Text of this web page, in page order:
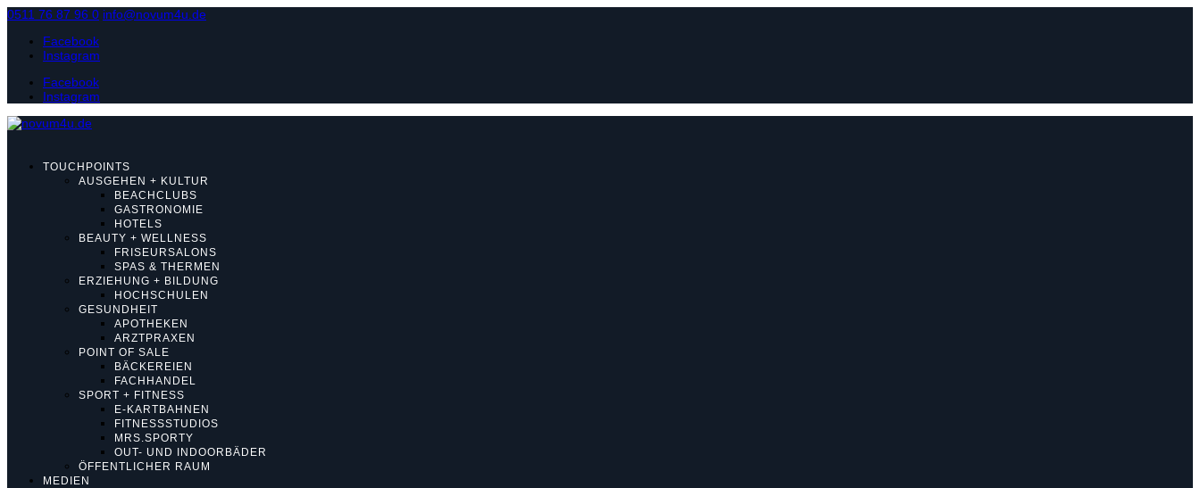
0511 76 87 96 0 info@novum4u.de
Facebook
Instagram
Facebook
Instagram
TOUCHPOINTS
AUSGEHEN + KULTUR
BEACHCLUBS
GASTRONOMIE
HOTELS
BEAUTY + WELLNESS
FRISEURSALONS
SPAS & THERMEN
ERZIEHUNG + BILDUNG
HOCHSCHULEN
GESUNDHEIT
APOTHEKEN
ARZTPRAXEN
POINT OF SALE
BÄCKEREIEN
FACHHANDEL
SPORT + FITNESS
E-KARTBAHNEN
FITNESSSTUDIOS
MRS.SPORTY
OUT- UND INDOORBÄDER
ÖFFENTLICHER RAUM
MEDIEN